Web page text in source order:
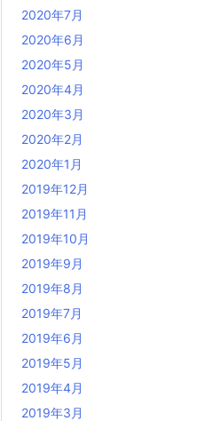
2020年7月
2020年6月
2020年5月
2020年4月
2020年3月
2020年2月
2020年1月
2019年12月
2019年11月
2019年10月
2019年9月
2019年8月
2019年7月
2019年6月
2019年5月
2019年4月
2019年3月